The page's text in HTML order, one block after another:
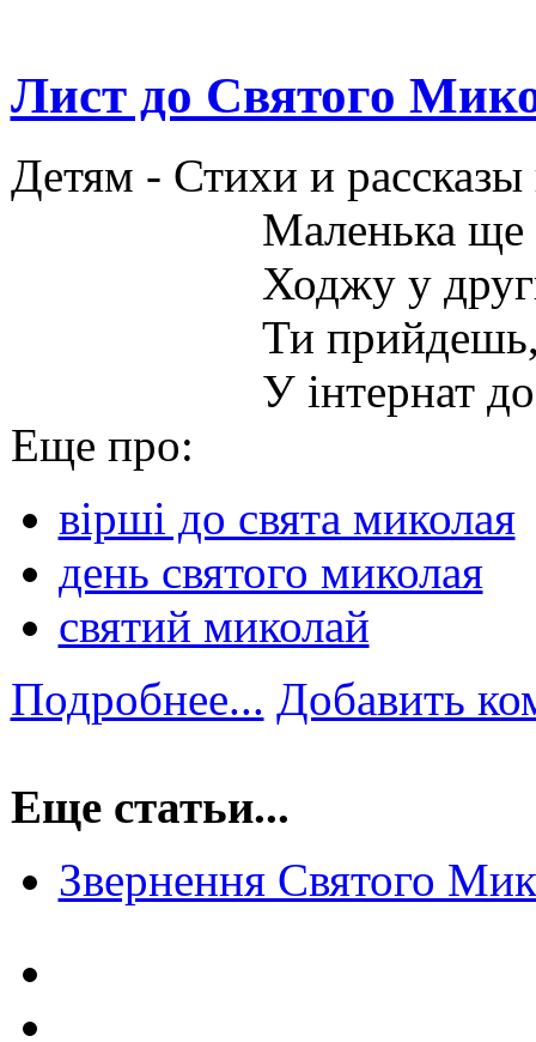
Лист до Святого
Детям - Стихи и
Маленька ще
Ходжу у
Ти
У інтернат
Еще про:
вірші до свята миколая
день святого миколая
святий миколай
Подробнее... Добавить
Еще статьи...
Звернення Святого